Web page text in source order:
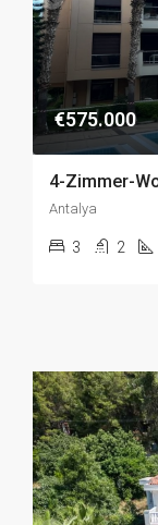
€575.000
Antalya
3 2